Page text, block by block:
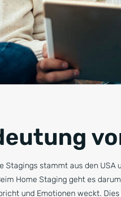
Stagings stammt aus den
Home Staging geht es
und Emotionen weckt.